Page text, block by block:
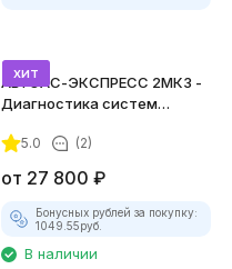
хит
АВТОАС-ЭКСПРЕСС 2МК3 -
Диагностика систем
5.0 (2)
от 27 800 ₽
Бонусных рублей за покупку:
1049.55руб.
В наличии